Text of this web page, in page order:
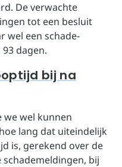
De verwachte
tot een besluit
wel een schade-
dagen.
bij na
we wel kunnen
lang dat uiteindelijk
is, gerekend over de
bij